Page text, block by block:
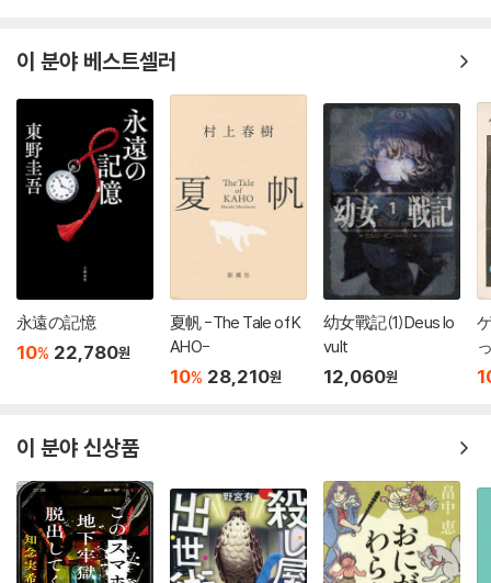
이 분야 베스트셀러
永遠の記憶
10% 22,780원
夏帆 -The Tale of K
AHO-
10% 28,210원
幼女戰記(1)Deus lo
vult
12,060원
이 분야 신상품